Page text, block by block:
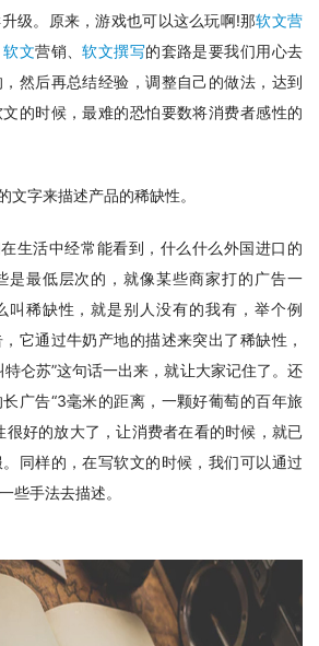
级。原来，游戏也可以这么玩啊!那软文营
软文营销、软文撰写的套路是要我们用心去
然后再总结经验，调整自己的做法，达到
的时候，最难的恐怕要数将消费者感性的
字来描述产品的稀缺性。
活中经常能看到，什么什么外国进口的
是最低层次的，就像某些商家打的广告一
叫稀缺性，就是别人没有的我有，举个例
它通过牛奶产地的描述来突出了稀缺性，
仑苏”这句话一出来，就让大家记住了。还
广告“3毫米的距离，一颗好葡萄的百年旅
很好的放大了，让消费者在看的时候，就已
同样的，在写软文的时候，我们可以通过
些手法去描述。